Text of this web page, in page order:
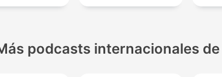
podcasts internacionales